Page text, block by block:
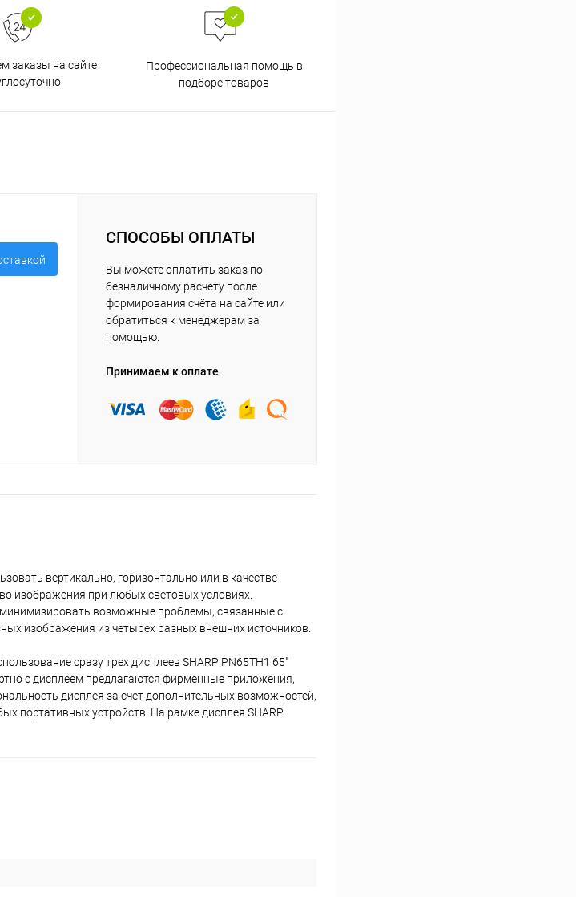
заказы на сайте
Профессиональная помощь в
подборе товаров
СПОСОБЫ ОПЛАТЫ
Вы можете оплатить заказ по
безналичному расчету после
формирования счёта на сайте или
обратиться к менеджерам за
помощью.
Принимаем к оплате
вертикально, горизонтально или в качестве
изображения при любых световых условиях.
возможные проблемы, связанные с
изображения из четырех разных внешних источников.
сразу трех дисплеев SHARP PN65TH1 65"
с дисплеем предлагаются фирменные приложения,
дисплея за счет дополнительных возможностей,
портативных устройств. На рамке дисплея SHARP